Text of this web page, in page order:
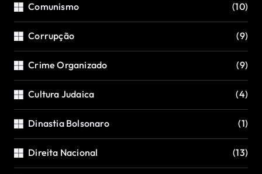
Comunismo (10)
Corrupção (9)
Crime Organizado (9)
Cultura Judaica (4)
Dinastia Bolsonaro (1)
Direita Nacional (13)